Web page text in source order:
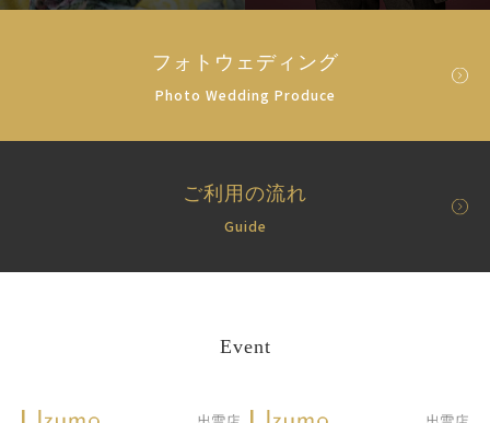
フォトウェディング
Photo Wedding Produce
ご利用の流れ
Guide
Event